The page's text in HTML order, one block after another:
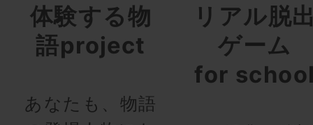
体験する物
語project
あなたも、物語
リアル脱
ゲーム
for